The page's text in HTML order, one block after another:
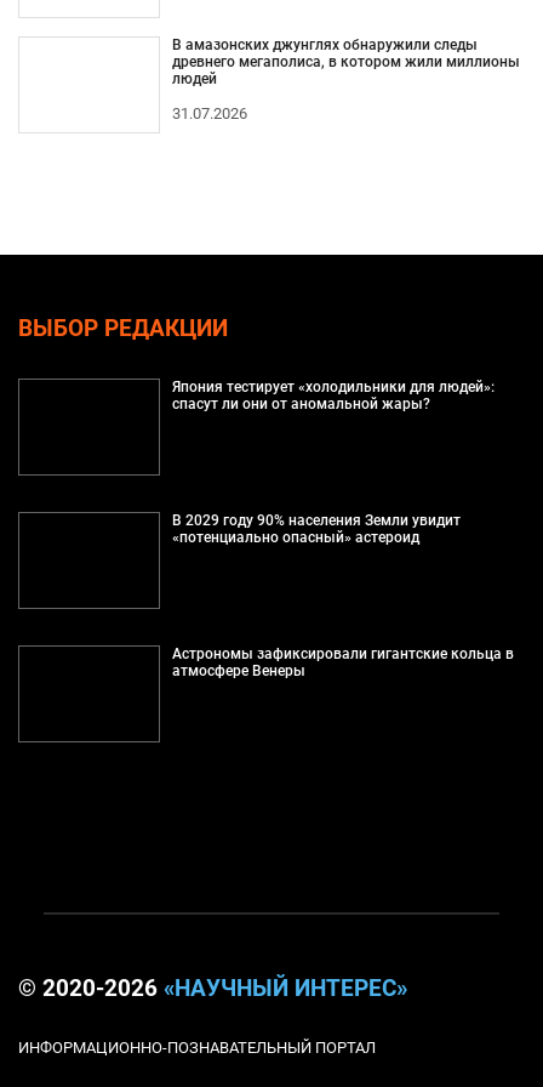
В амазонских джунглях обнаружили следы
древнего мегаполиса, в котором жили миллионы
людей
31.07.2026
ВЫБОР РЕДАКЦИИ
Япония тестирует «холодильники для людей»:
спасут ли они от аномальной жары?
В 2029 году 90% населения Земли увидит
«потенциально опасный» астероид
Астрономы зафиксировали гигантские кольца в
атмосфере Венеры
© 2020-2026 «НАУЧНЫЙ ИНТЕРЕС»
ИНФОРМАЦИОННО-ПОЗНАВАТЕЛЬНЫЙ ПОРТАЛ